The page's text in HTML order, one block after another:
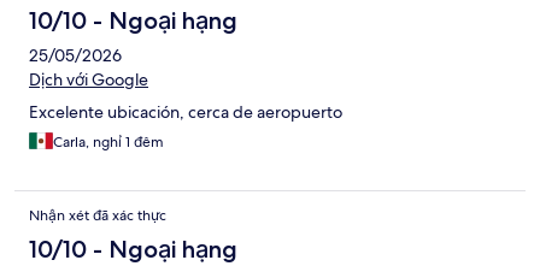
10/10 - Ngoại hạng
25/05/2026
Dịch với Google
Excelente ubicación, cerca de aeropuerto
Carla, nghỉ 1 đêm
Nhận xét đã xác thực
10/10 - Ngoại hạng